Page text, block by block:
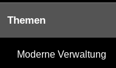
Themen
Moderne Verwaltung